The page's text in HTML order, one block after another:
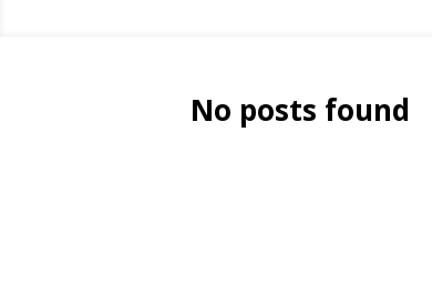
No posts found